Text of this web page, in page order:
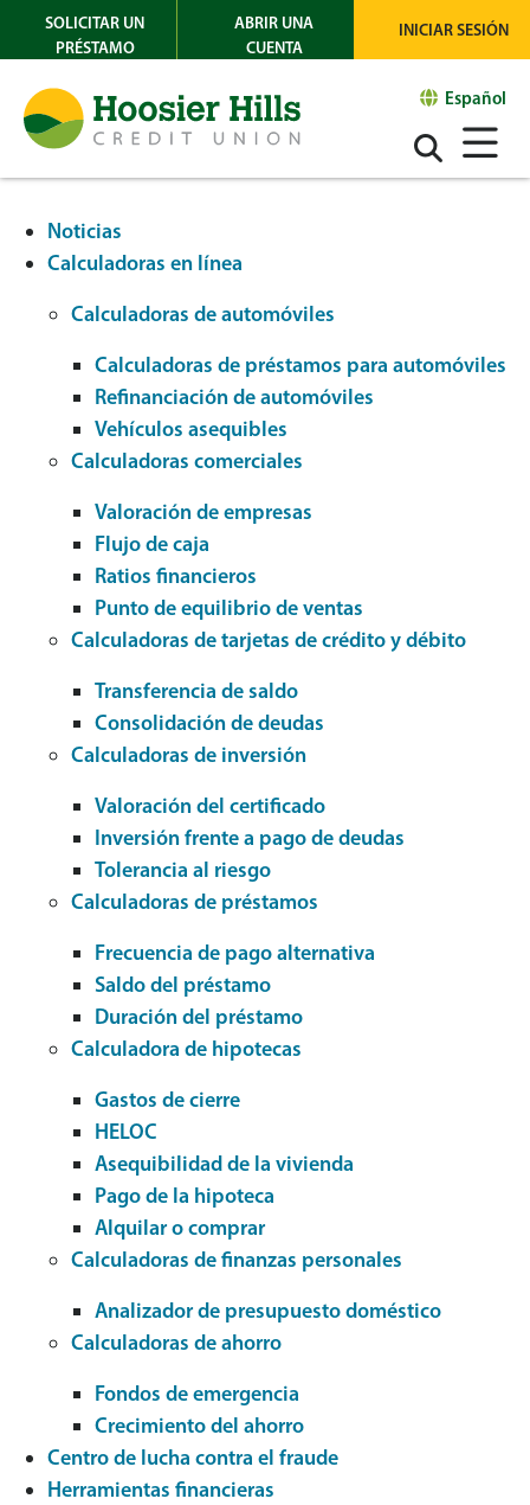
SOLICITAR UN
PRÉSTAMO
ABRIR UNA
CUENTA
INICIAR SESIÓN
Español
Noticias
Calculadoras en línea
Calculadoras de automóviles
Calculadoras de préstamos para automóviles
Refinanciación de automóviles
Vehículos asequibles
Calculadoras comerciales
Valoración de empresas
Flujo de caja
Ratios financieros
Punto de equilibrio de ventas
Calculadoras de tarjetas de crédito y débito
Transferencia de saldo
Consolidación de deudas
Calculadoras de inversión
Valoración del certificado
Inversión frente a pago de deudas
Tolerancia al riesgo
Calculadoras de préstamos
Frecuencia de pago alternativa
Saldo del préstamo
Duración del préstamo
Calculadora de hipotecas
Gastos de cierre
HELOC
Asequibilidad de la vivienda
Pago de la hipoteca
Alquilar o comprar
Calculadoras de finanzas personales
Analizador de presupuesto doméstico
Calculadoras de ahorro
Fondos de emergencia
Crecimiento del ahorro
Centro de lucha contra el fraude
Herramientas financieras